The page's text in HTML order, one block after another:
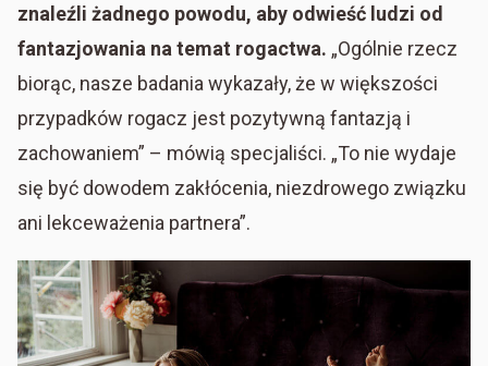
znaleźli żadnego powodu, aby odwieść ludzi od
fantazjowania na temat rogactwa. „Ogólnie rzecz
biorąc, nasze badania wykazały, że w większości
przypadków rogacz jest pozytywną fantazją i
zachowaniem” – mówią specjaliści. „To nie wydaje
się być dowodem zakłócenia, niezdrowego związku
ani lekceważenia partnera”.